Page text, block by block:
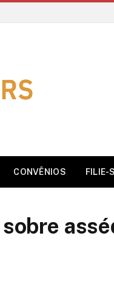
CONVÊNIOS FILIE-